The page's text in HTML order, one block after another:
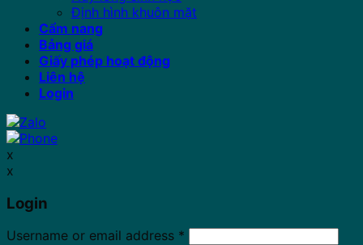
Định hình khuôn mặt
Cẩm nang
Bảng giá
Giấy phép hoạt động
Liên hệ
Login
x
x
Login
Username or email address *